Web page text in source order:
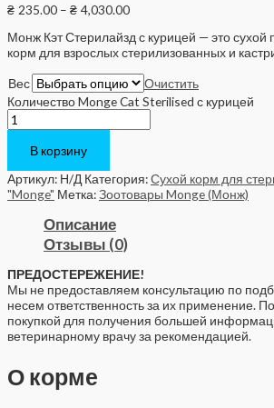
₴ 235.00 – ₴ 4,030.00
Монж Кэт Стерилайзд с курицей — это
корм для взрослых стерилизованных и
Вес
Очистить
Количество Monge Cat Sterilised с курицей
В корзину
Артикул: Н/Д Категория:Сухой корм для
"Monge" Метка:Зоотовары Monge (Монж)
Описание
Отзывы (0)
ПРЕДОСТЕРЕЖЕНИЕ!
Мы не предоставляем консультацию по
несем ответственность за их применение.
покупкой для получения большей
ветеринарному врачу за рекомендацией.
О корме